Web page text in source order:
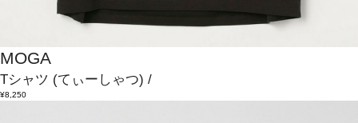
MOGA
Tシャツ (てぃーしゃつ) /
¥8,250